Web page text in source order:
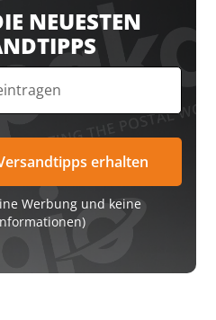
NEUESTEN
Werbung und keine